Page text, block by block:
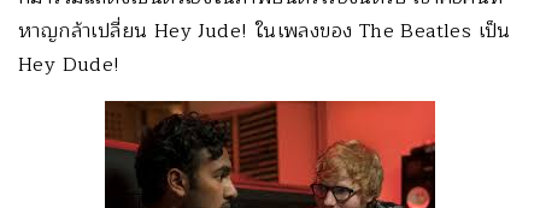
หาญกล้าเปลี่ยน Hey Jude! ในเพลงของ The Beatles เป็น
Hey Dude!